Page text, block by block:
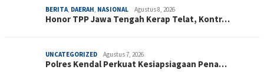
BERITA, DAERAH, NASIONAL Agustus 8, 2026
Honor TPP Jawa Tengah Kerap Telat, Kontr…
UNCATEGORIZED Agustus 7, 2026
Polres Kendal Perkuat Kesiapsiagaan Pena…